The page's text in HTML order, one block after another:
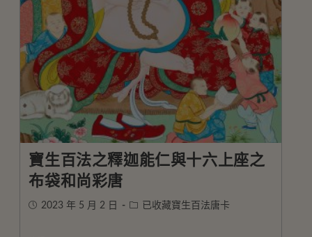
寶生百法之釋迦能仁與十六上座之
布袋和尚彩唐
2023 年 5 月 2 日 已收藏寶生百法唐卡